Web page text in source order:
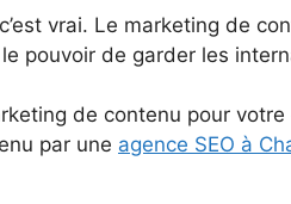
vrai. Le marketing de
pouvoir de garder les
de contenu pour
par une agence SEO à